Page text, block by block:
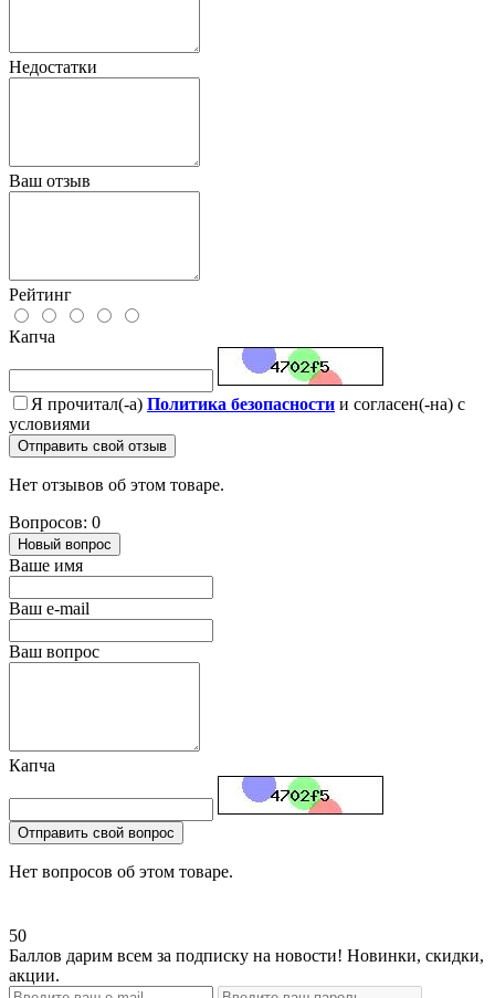
Недостатки
Ваш отзыв
Рейтинг
Капча
Я прочитал(-а) Политика безопасности и согласен(-на) с
условиями
Отправить свой отзыв
Нет отзывов об этом товаре.
Вопросов: 0
Новый вопрос
Ваше имя
Ваш e-mail
Ваш вопрос
Капча
Отправить свой вопрос
Нет вопросов об этом товаре.
50
Баллов дарим всем за подписку на новости! Новинки, скидки,
акции.